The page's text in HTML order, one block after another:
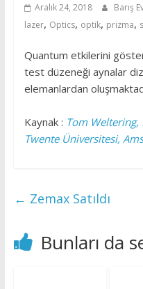
Aralık 24, 2018 Barış
lazer, Optics, optik, prizma,
Quantum etkilerini
test düzeneği aynalar
elemanlardan
Kaynak : Tom
Twente Üniversitesi,
← Zemax Satıldı
Bunları da